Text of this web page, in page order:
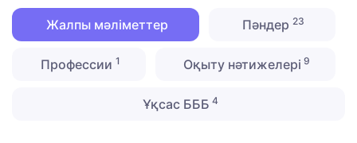
Жалпы мәліметтер Пәндер23
Профессии 1 Оқыту нәтижелері 9
Ұқсас БББ 4